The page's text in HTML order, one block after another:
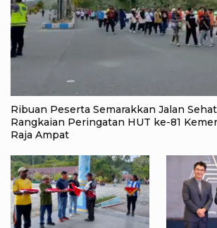
Ribuan Peserta Semarakkan Jalan
Rangkaian Peringatan HUT ke-81
Raja Ampat